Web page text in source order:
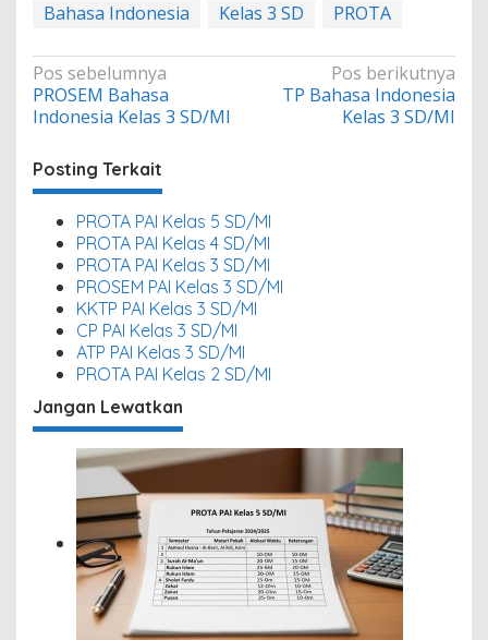
Bahasa Indonesia Kelas 3 SD PROTA
Navigasi
pos
Pos sebelumnya
PROSEM Bahasa
Indonesia Kelas 3 SD/MI
Pos berikutnya
TP Bahasa Indonesia
Kelas 3 SD/MI
Posting Terkait
PROTA PAI Kelas 5 SD/MI
PROTA PAI Kelas 4 SD/MI
PROTA PAI Kelas 3 SD/MI
PROSEM PAI Kelas 3 SD/MI
KKTP PAI Kelas 3 SD/MI
CP PAI Kelas 3 SD/MI
ATP PAI Kelas 3 SD/MI
PROTA PAI Kelas 2 SD/MI
Jangan Lewatkan